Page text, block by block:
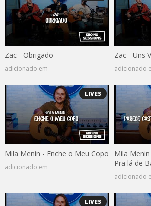
Zac - Obrigado
adicionado em
Zac - Uns
adicionado
LIVES
Mila Menin - Enche o Meu Copo
adicionado em
Mila
Pra lá de
adicionado
LIVES